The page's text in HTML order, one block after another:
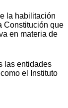
la habilitación
Constitución que
en materia de
las entidades
el Instituto